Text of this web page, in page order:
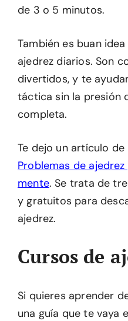
de 3 o 5 minutos.
También es buan
ajedrez diarios. Son
divertidos, y te
táctica sin la presión
completa.
Te dejo un artículo de
Problemas de
mente. Se trata de
y gratuitos para
ajedrez.
Cursos de
Si quieres aprender
una guía que te vaya